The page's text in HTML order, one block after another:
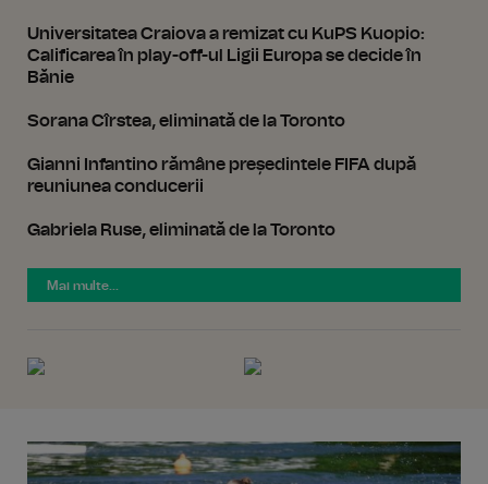
Universitatea Craiova a remizat cu KuPS Kuopio:
Calificarea în play-off-ul Ligii Europa se decide în
Bănie
Sorana Cîrstea, eliminată de la Toronto
Gianni Infantino rămâne președintele FIFA după
reuniunea conducerii
Gabriela Ruse, eliminată de la Toronto
Mai multe...